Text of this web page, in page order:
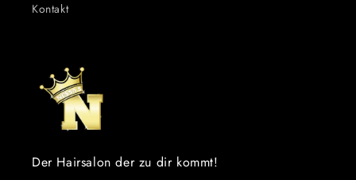
Kontakt
Der Hairsalon der zu dir kommt!